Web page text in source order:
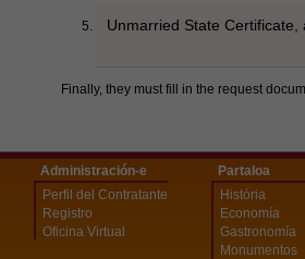
Unmarried State
Finally, they must fill in the request
Administración-e
Perfil del Contratante
Registro
Oficina Virtual
Partaloa
História
Economía
Gastronomía
Monumentos